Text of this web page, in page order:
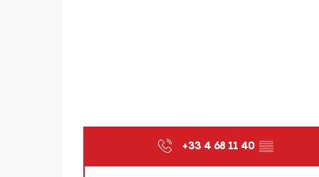
+33 4 68 11 40 ▒▒